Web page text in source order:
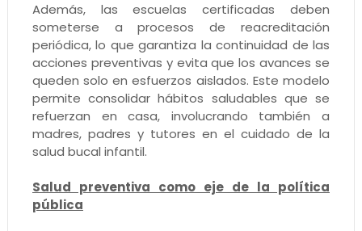
Además, las escuelas certificadas deben
someterse a procesos de reacreditación
periódica, lo que garantiza la continuidad de las
acciones preventivas y evita que los avances se
queden solo en esfuerzos aislados. Este modelo
permite consolidar hábitos saludables que se
refuerzan en casa, involucrando también a
madres, padres y tutores en el cuidado de la
salud bucal infantil.
Salud preventiva como eje de la política
pública